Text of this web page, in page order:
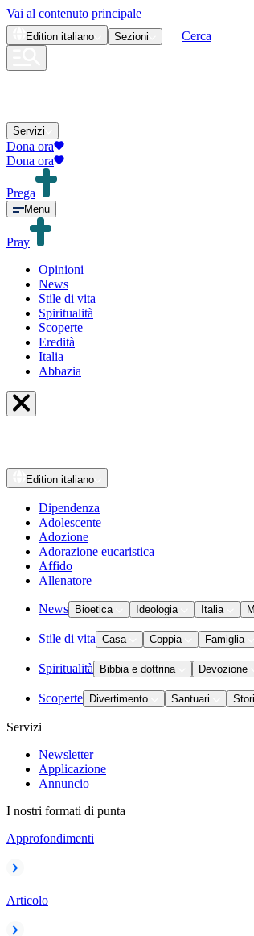
Vai al contenuto principale
Edition italiano Sezioni Cerca
Servizi
Dona ora
Dona ora
Prega
Menu
Pray
Opinioni
News
Stile di vita
Spiritualità
Scoperte
Eredità
Italia
Abbazia
Edition italiano
Dipendenza
Adolescente
Adozione
Adorazione eucaristica
Affido
Allenatore
News Bioetica Ideologia Italia
Stile di vita Casa Coppia Famiglia
Spiritualità Bibbia e dottrina Devozione
Scoperte Divertimento Santuari
Servizi
Newsletter
Applicazione
Annuncio
I nostri formati di punta
Approfondimenti
Articolo